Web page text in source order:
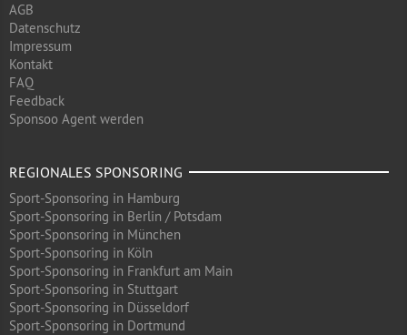
AGB
Datenschutz
Impressum
Kontakt
FAQ
Feedback
Sponsoo Agent werden
REGIONALES SPONSORING
Sport-Sponsoring in Hamburg
Sport-Sponsoring in Berlin / Potsdam
Sport-Sponsoring in München
Sport-Sponsoring in Köln
Sport-Sponsoring in Frankfurt am Main
Sport-Sponsoring in Stuttgart
Sport-Sponsoring in Düsseldorf
Sport-Sponsoring in Dortmund